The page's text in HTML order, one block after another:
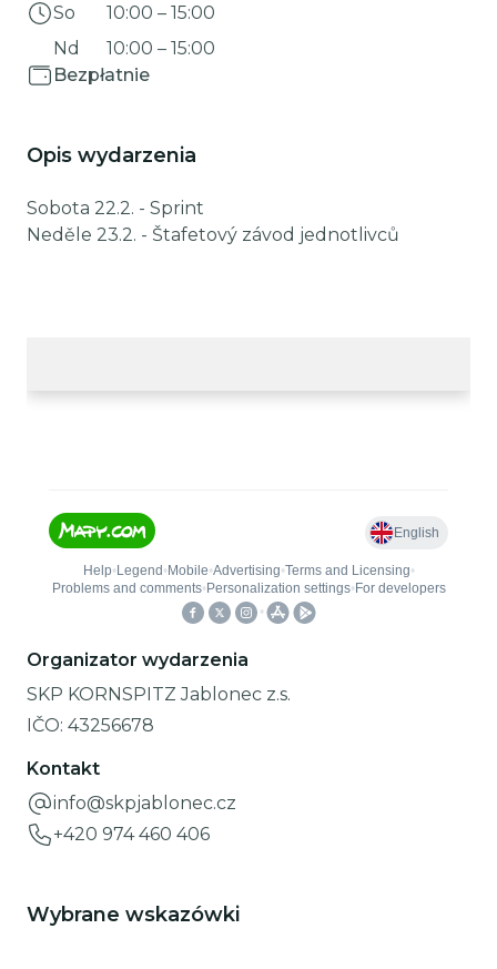
So
10:00 – 15:00
Nd
10:00 – 15:00
Bezpłatnie
Opis wydarzenia
Sobota 22.2. - Sprint
Neděle 23.2. - Štafetový závod jednotlivců
Organizator wydarzenia
SKP KORNSPITZ Jablonec z.s.
IČO: 43256678
Kontakt
info@skpjablonec.cz
+420 974 460 406
Wybrane wskazówki